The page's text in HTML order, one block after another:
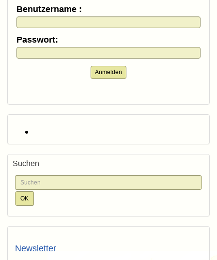
Benutzername :
Passwort:
Anmelden
Suchen
Newsletter